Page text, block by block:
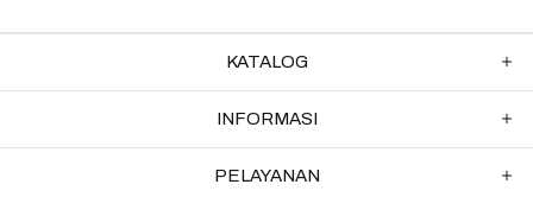
KATALOG
INFORMASI
PELAYANAN